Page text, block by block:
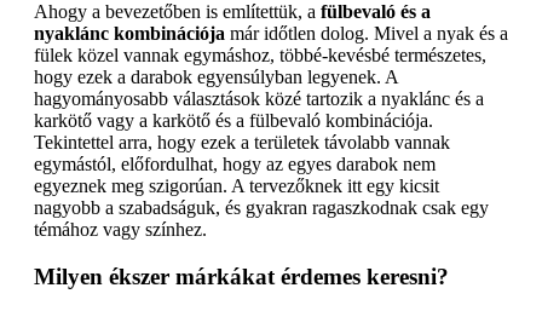
Ahogy a bevezetőben is említettük, a fülbevaló és a
nyaklánc kombinációja már időtlen dolog. Mivel a nyak és a
fülek közel vannak egymáshoz, többé-kevésbé természetes,
hogy ezek a darabok egyensúlyban legyenek. A
hagyományosabb választások közé tartozik a nyaklánc és a
karkötő vagy a karkötő és a fülbevaló kombinációja.
Tekintettel arra, hogy ezek a területek távolabb vannak
egymástól, előfordulhat, hogy az egyes darabok nem
egyeznek meg szigorúan. A tervezőknek itt egy kicsit
nagyobb a szabadságuk, és gyakran ragaszkodnak csak egy
témához vagy színhez.
Milyen ékszer márkákat érdemes keresni?